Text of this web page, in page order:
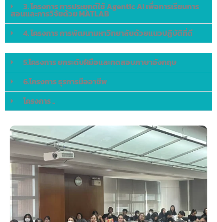
3. โครงการ การประยุกต์ใช้ Agentic AI เพื่อการเรียนการ
สอนและการวิจัยด้วย MATLAB
4. โครงการ การพัฒนามหาวิทยาลัยด้วยแนวปฏิบัติที่ดี
5.โครงการ ยกระดับฝีมือและทดสอบภาษาอังกฤษ
6.โครงการ ธุรการมืออาชีพ
โครงการ ..